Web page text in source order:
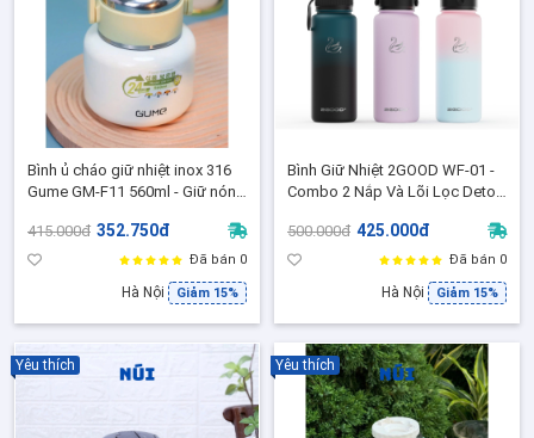
Bình ủ cháo giữ nhiệt inox 316
Gume GM-F11 560ml - Giữ nóng
tiện lợi
415.000đ 352.750đ
Đã bán 0
Hà Nội Giảm 15%
Bình Giữ Nhiệt 2GOOD WF-01 -
Combo 2 Nắp Và Lõi Lọc Detox
Hành giữ nhiệt 5 Năm
500.000đ 425.000đ
Đã bán 0
Hà Nội Giảm 15%
Yêu thích Yêu thích